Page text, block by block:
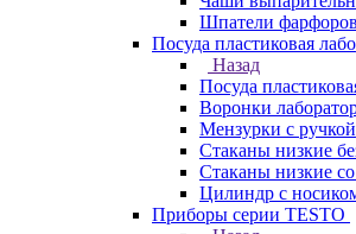
Шпатели
Посуда пластиковая
Назад
Посуда
Воронки
Мензурки с ручкой
Стаканы низкие
Стаканы низкие
Цилиндр с
Приборы серии TESTO